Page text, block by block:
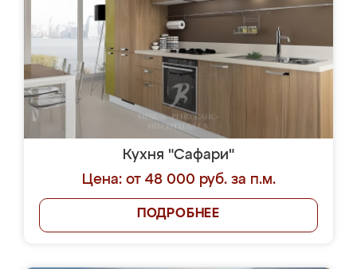
Кухня "Сафари"
Цена: от 48 000 руб. за п.м.
ПОДРОБНЕЕ